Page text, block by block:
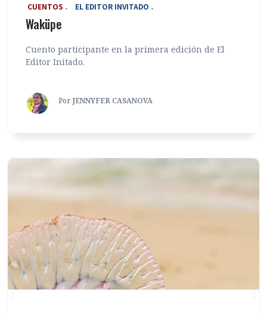
‎ CUENTOS EL EDITOR INVITADO
Waküpe
Cuento participante en la primera edición de El
Editor Initado.
Por JENNYFER CASANOVA